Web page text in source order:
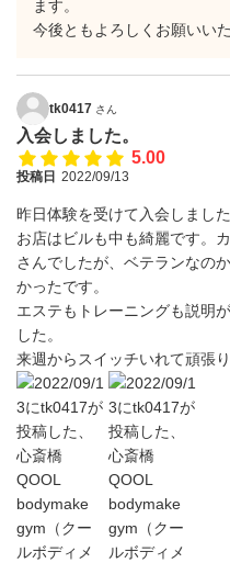
ます。
今後ともよろしくお願いい
tk0417 さん
入会しました。
5.00
投稿日 2022/09/13
昨日体験を受けて入会しました
お店はビルも中も綺麗です。
さんでしたが、ベテランなの
かったです。
エステもトレーニングも説明
した。
来週からスイッチいれて頑張り